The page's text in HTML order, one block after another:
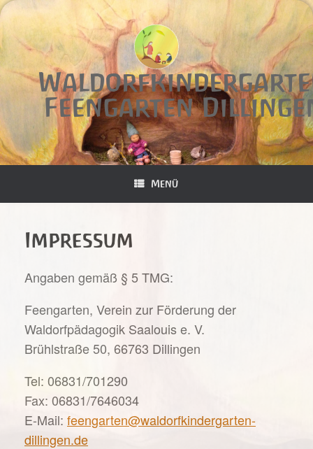
Zum
Inhalt
springen
Feengarten
Menü
Impressum
Angaben gemäß § 5 TMG:
Feengarten, Verein zur Förderung der
Waldorfpädagogik Saalouis e. V.
Brühlstraße 50, 66763 Dillingen
Tel: 06831/701290
Fax: 06831/7646034
E-Mail: feengarten@waldorfkindergarten-
dillingen.de